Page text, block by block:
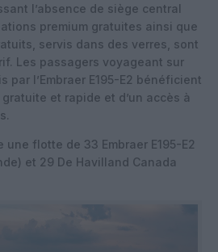
l’absence de siège central
premium gratuites ainsi que
servis dans des verres, sont
Les passagers voyageant sur
par l’Embraer E195-E2 bénéficient
et rapide et d’un accès à
flotte de 33 Embraer E195-E2
et 29 De Havilland Canada